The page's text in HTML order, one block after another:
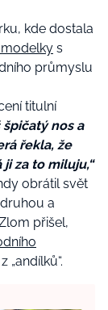
kde dostala
s
průmyslu
titulní
nos a
řekla, že
za to miluju,“
obrátil svět
a
přišel,
„andílků“.